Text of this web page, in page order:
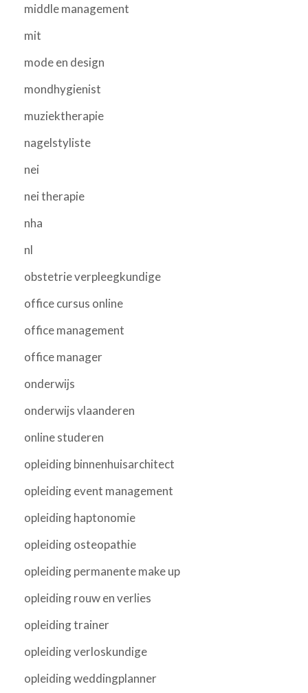
middle management
mit
mode en design
mondhygienist
muziektherapie
nagelstyliste
nei
nei therapie
nha
nl
obstetrie verpleegkundige
office cursus online
office management
office manager
onderwijs
onderwijs vlaanderen
online studeren
opleiding binnenhuisarchitect
opleiding event management
opleiding haptonomie
opleiding osteopathie
opleiding permanente make up
opleiding rouw en verlies
opleiding trainer
opleiding verloskundige
opleiding weddingplanner